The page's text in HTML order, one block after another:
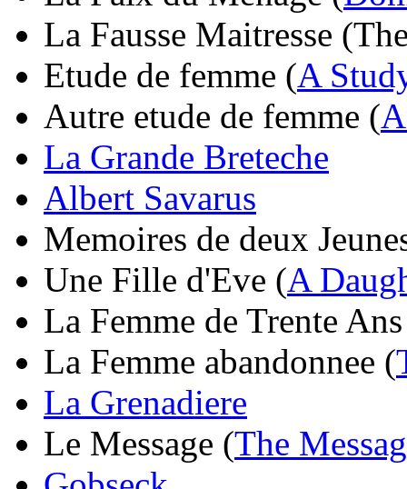
La Fausse Maitresse
Etude de femme (A
Autre etude de femme (
La Grande Breteche
Albert Savarus
Memoires de deux
Une Fille d'Eve (A
La Femme de Trente
La Femme abandonnee (
La Grenadiere
Le Message (The